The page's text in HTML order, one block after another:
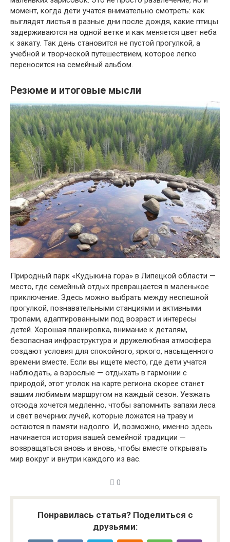
момент, когда дети учатся внимательно смотреть: как
выглядят листья в разные дни после дождя, какие птицы
задерживаются на одной ветке и как меняется цвет неба
к закату. Так день становится не пустой прогулкой, а
учебной и творческой путешествием, которое легко
переносится на семейный альбом.
Резюме и итоговые мысли
Природный парк «Кудыкина гора» в Липецкой области —
место, где семейный отдых превращается в маленькое
приключение. Здесь можно выбрать между неспешной
прогулкой, познавательными станциями и активными
тропами, адаптированными под возраст и интересы
детей. Хорошая планировка, внимание к деталям,
безопасная инфраструктура и дружелюбная атмосфера
создают условия для спокойного, яркого, насыщенного
времени вместе. Если вы ищете место, где дети учатся
наблюдать, а взрослые — отдыхать в гармонии с
природой, этот уголок на карте региона скорее станет
вашим любимым маршрутом на каждый сезон. Уезжать
отсюда хочется медленно, чтобы запомнить запахи леса
и свет вечерних лучей, которые ложатся на траву и
остаются в памяти надолго. И, возможно, именно здесь
начинается история вашей семейной традиции —
возвращаться вновь и вновь, чтобы вместе открывать
мир вокруг и внутри каждого из вас.
0
Понравилась статья? Поделиться с
друзьями: